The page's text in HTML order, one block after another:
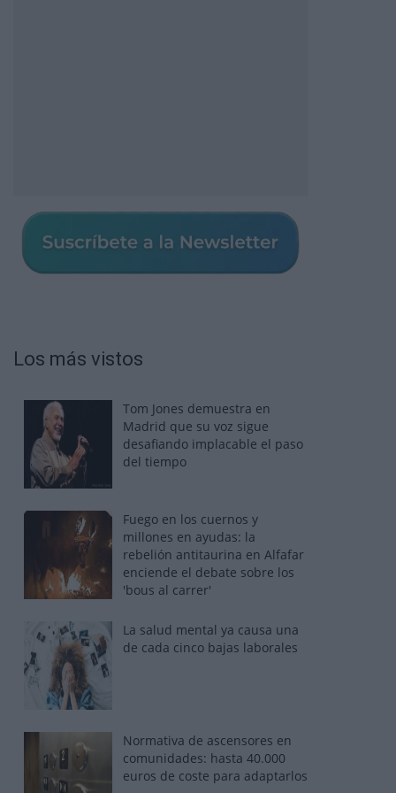
Los más vistos
Tom Jones demuestra en
Madrid que su voz sigue
desafiando implacable el paso
del tiempo
Fuego en los cuernos y
millones en ayudas: la
rebelión antitaurina en Alfafar
enciende el debate sobre los
'bous al carrer'
La salud mental ya causa una
de cada cinco bajas laborales
Normativa de ascensores en
comunidades: hasta 40.000
euros de coste para adaptarlos